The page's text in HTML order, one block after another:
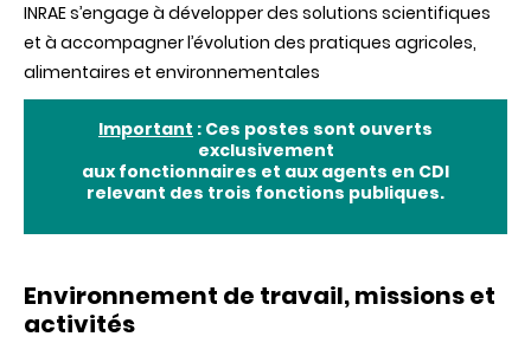
INRAE s’engage à développer des solutions scientifiques
et à accompagner l’évolution des pratiques agricoles,
alimentaires et environnementales
Important : Ces postes sont ouverts
exclusivement
aux fonctionnaires et aux agents en CDI
relevant des trois fonctions publiques.
Environnement de travail, missions et
activités